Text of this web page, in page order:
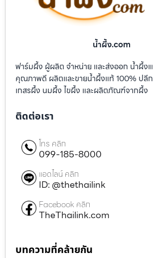
น้ำผึ้ง.com
ฟาร์มผึ้ง ผู้ผลิต จำหน่าย และส่งออก น้ำผึ้ง
คุณภาพดี ผลิตและขายน้ำผึ้งแท้ 100% ปลี
เกสรผึ้ง นมผึ้ง ไขผึ้ง และผลิตภัณฑ์จากผึ้ง
ติดต่อเรา
โทร คลิก
099-185-8000
แอดไลน์ คลิก
ID: @thethailink
Facebook คลิก
TheThailink.com
บทความที่คล้ายกัน